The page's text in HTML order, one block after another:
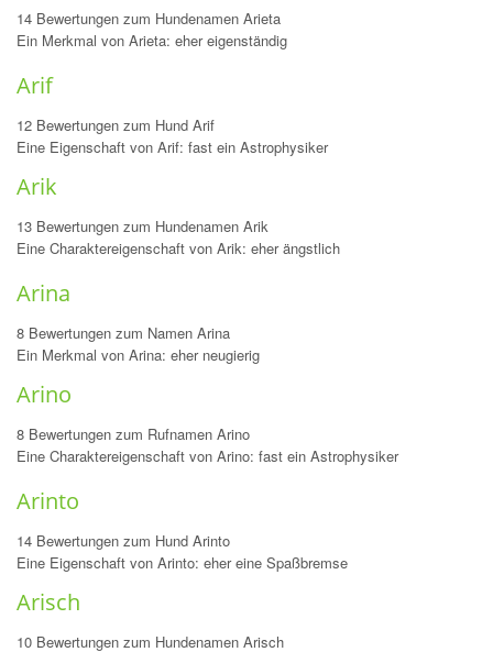
14 Bewertungen zum Hundenamen Arieta
Ein Merkmal von Arieta: eher eigenständig
Arif
12 Bewertungen zum Hund Arif
Eine Eigenschaft von Arif: fast ein Astrophysiker
Arik
13 Bewertungen zum Hundenamen Arik
Eine Charaktereigenschaft von Arik: eher ängstlich
Arina
8 Bewertungen zum Namen Arina
Ein Merkmal von Arina: eher neugierig
Arino
8 Bewertungen zum Rufnamen Arino
Eine Charaktereigenschaft von Arino: fast ein Astrophysiker
Arinto
14 Bewertungen zum Hund Arinto
Eine Eigenschaft von Arinto: eher eine Spaßbremse
Arisch
10 Bewertungen zum Hundenamen Arisch